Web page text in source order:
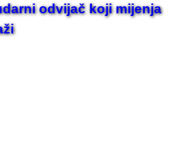
odvijač koji mijenja